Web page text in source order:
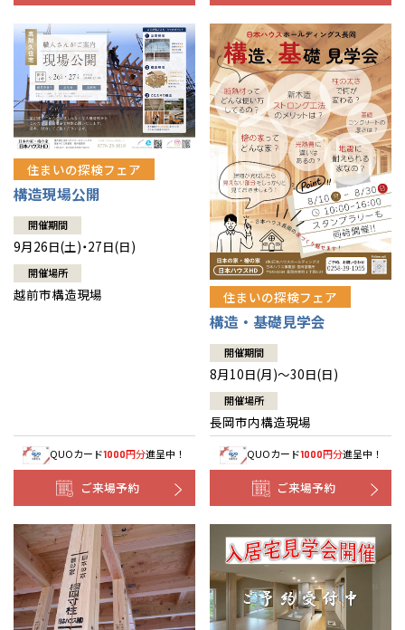
住まいの探検フェア
構造現場公開
開催期間
9月26日(土)・27日(日)
開催場所
越前市構造現場
QUOカード1000円分進呈中！
ご来場予約
住まいの探検フェア
構造・基礎見学会
開催期間
8月10日(月)～30日(日)
開催場所
長岡市内構造現場
QUOカード1000円分進呈中！
ご来場予約